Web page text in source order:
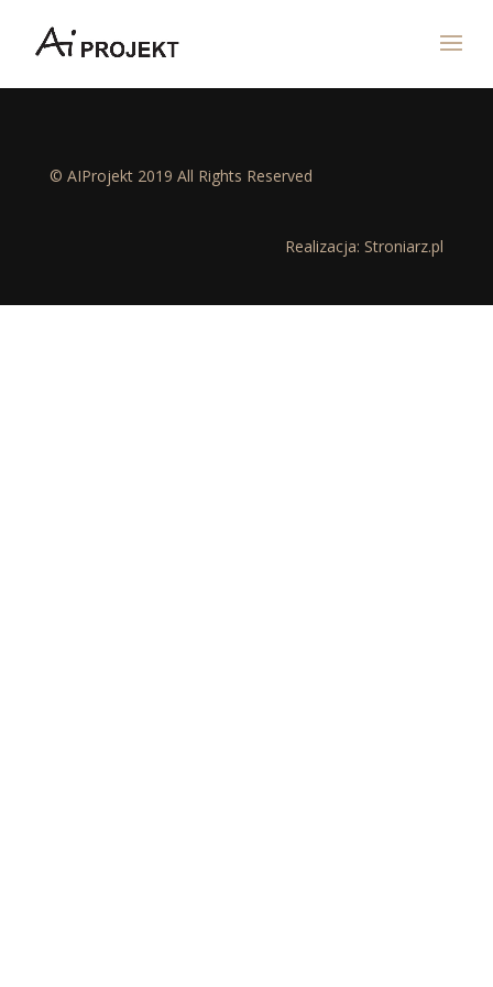
© AIProjekt 2019 All Rights Reserved
Realizacja: Stroniarz.pl